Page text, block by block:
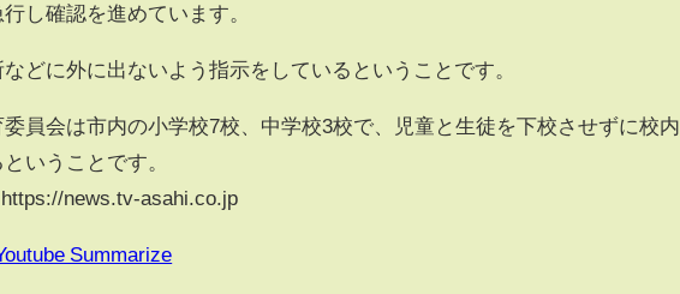
し確認を進めています。
どに外に出ないよう指示をしているということです。
員会は市内の小学校7校、中学校3校で、児童と生徒を下校させずに校内
いうことです。
news.tv-asahi.co.jp
Summarize